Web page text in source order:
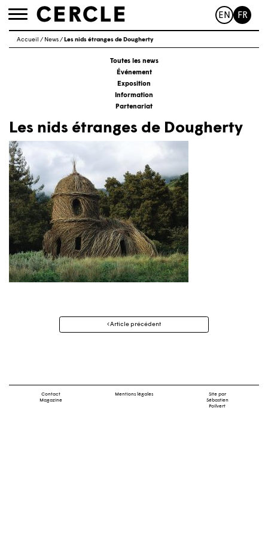
Toggle
EN FR
Accueil / News/ Les nids étranges de Dougherty
Toutes les news
Événement
Exposition
Information
Partenariat
Les nids étranges de Dougherty
Navigation
Article précédent
Contact
Magazine
Mentions légales
Site par
Sébastien
Poilvert